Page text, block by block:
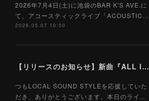
2026年7月4日(土)に池袋のBAR K'S AVE.に
て、アコースティックライブ「ACOUSTIC…
2026.05.07 10:00
【リリースのお知らせ】新曲『ALL I WANT』4月8日 サブスク配信リリース決定！
つもLOCAL SOUND STYLEを応援していた
だき、ありがとうございます。本日のライ…